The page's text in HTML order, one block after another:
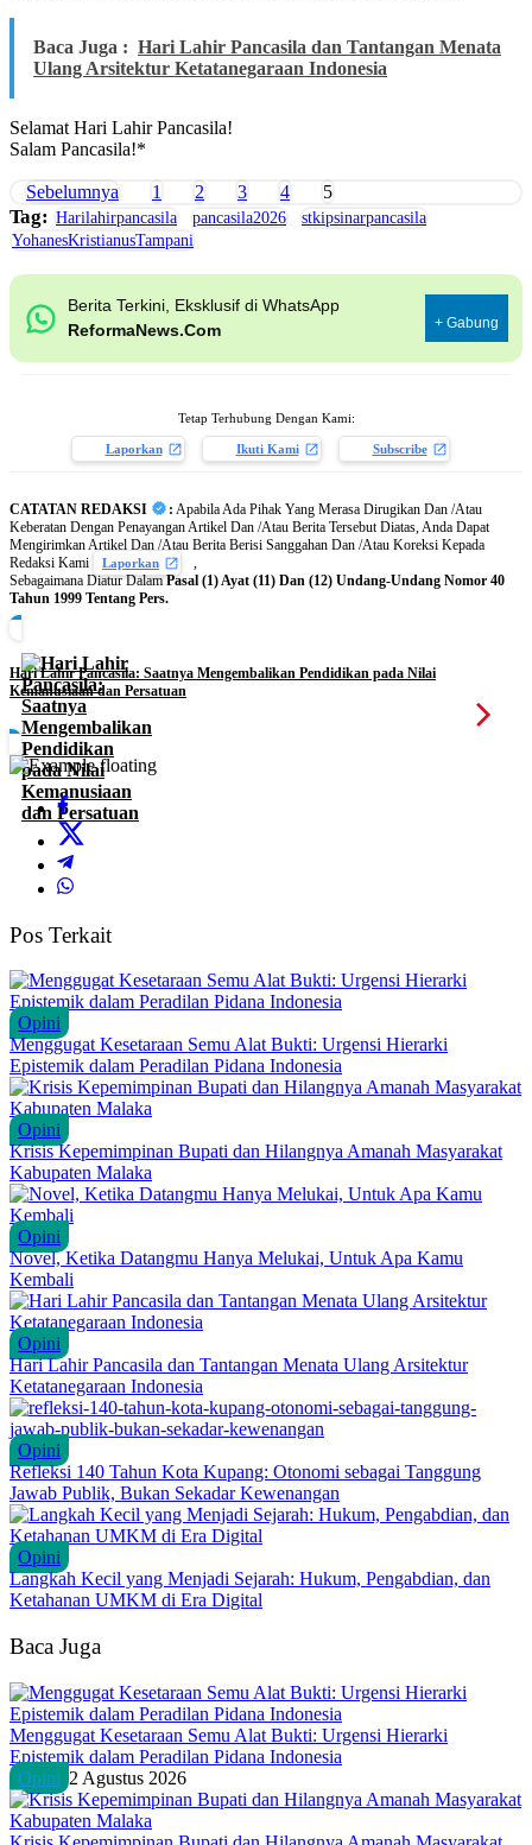
Baca Juga : Hari Lahir Pancasila dan Tantangan Menata
Ulang Arsitektur Ketatanegaraan Indonesia
Selamat Hari Lahir Pancasila!
Salam Pancasila!*
Sebelumnya 1 2 3 4 5
Tag: Harilahirpancasila pancasila2026
stkipsinarpancasila
YohanesKristianusTampani
Berita Terkini, Eksklusif di WhatsApp
ReformaNews.Com
+ Gabung
Tetap Terhubung Dengan Kami:
Laporkan Ikuti Kami Subscribe
CATATAN REDAKSI : Apabila Ada Pihak Yang Merasa Dirugikan Dan /Atau
Keberatan Dengan Penayangan Artikel Dan /Atau Berita Tersebut Diatas, Anda Dapat
Mengirimkan Artikel Dan /Atau Berita Berisi Sanggahan Dan /Atau Koreksi Kepada
Redaksi Kami
Laporkan
Sebagaimana Diatur DalamPasal (1) Ayat (11) Dan (12) Undang-Undang Nomor 40
Tahun 1999 Tentang Pers.
Hari Lahir Pancasila: Saatnya Mengembalikan Pendidikan pada Nilai
Kemanusiaan dan Persatuan
Pos Terkait
Opini
Menggugat Kesetaraan Semu Alat Bukti: Urgensi Hierarki
Epistemik dalam Peradilan Pidana Indonesia
Opini
Krisis Kepemimpinan Bupati dan Hilangnya Amanah Masyarakat
Kabupaten Malaka
Opini
Novel, Ketika Datangmu Hanya Melukai, Untuk Apa Kamu
Kembali
Opini
Hari Lahir Pancasila dan Tantangan Menata Ulang Arsitektur
Ketatanegaraan Indonesia
Opini
Refleksi 140 Tahun Kota Kupang: Otonomi sebagai Tanggung
Jawab Publik, Bukan Sekadar Kewenangan
Opini
Langkah Kecil yang Menjadi Sejarah: Hukum, Pengabdian, dan
Ketahanan UMKM di Era Digital
Baca Juga
Menggugat Kesetaraan Semu Alat Bukti: Urgensi Hierarki
Epistemik dalam Peradilan Pidana Indonesia
Opini 2 Agustus 2026